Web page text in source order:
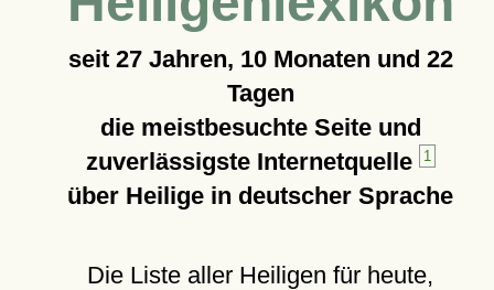
seit 27 Jahren, 10 Monaten und 22
Tagen
die meistbesuchte Seite und
zuverlässigste Internetquelle
1
über Heilige in deutscher Sprache
Die Liste aller Heiligen für heute,